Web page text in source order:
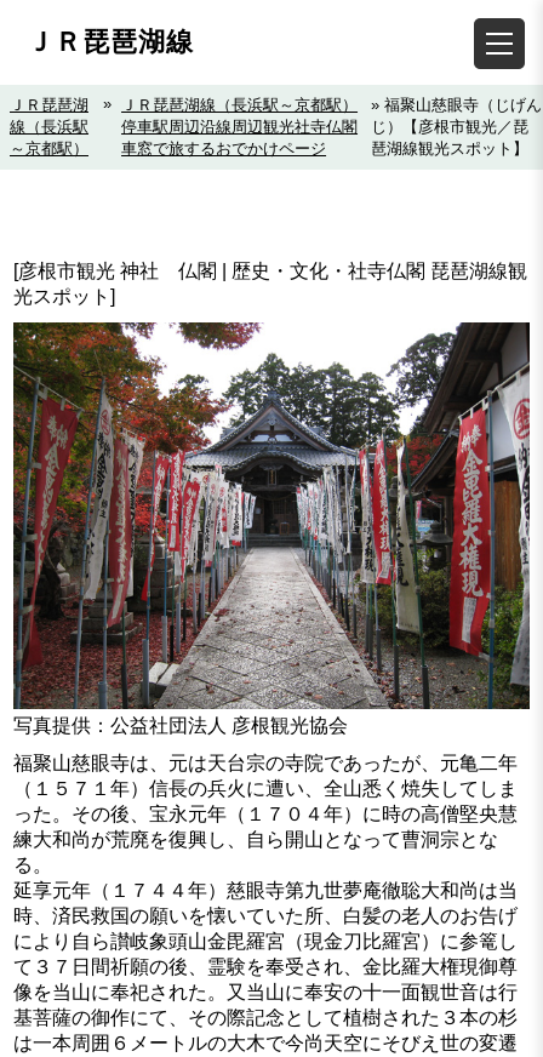
ＪＲ琵琶湖線
ＪＲ琵琶湖
線（長浜駅
～京都駅）
»
ＪＲ琵琶湖線（長浜駅～京都駅）
停車駅周辺沿線周辺観光社寺仏閣
車窓で旅するおでかけページ
» 福聚山慈眼寺（じげん
じ）【彦根市観光／琵
琶湖線観光スポット】
[彦根市観光 神社 仏閣 | 歴史・文化・社寺仏閣 琵琶湖線観
光スポット]
写真提供：公益社団法人 彦根観光協会
福聚山慈眼寺は、元は天台宗の寺院であったが、元亀二年
（１５７１年）信長の兵火に遭い、全山悉く焼失してしま
った。その後、宝永元年（１７０４年）に時の高僧堅央慧
練大和尚が荒廃を復興し、自ら開山となって曹洞宗とな
る。
延享元年（１７４４年）慈眼寺第九世夢庵徹聡大和尚は当
時、済民救国の願いを懐いていた所、白髪の老人のお告げ
により自ら讃岐象頭山金毘羅宮（現金刀比羅宮）に参篭し
て３７日間祈願の後、霊験を奉受され、金比羅大権現御尊
像を当山に奉祀された。又当山に奉安の十一面観世音は行
基菩薩の御作にて、その際記念として植樹された３本の杉
は一本周囲６メートルの大木で今尚天空にそびえ世の変遷